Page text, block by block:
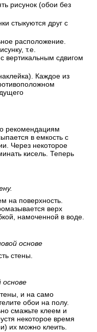
рисунок (обои без
стыкуются друг с
расположение.
т.е.
вертикальным сдвигом
Каждое из
рекомендациям
в емкость с
Через некоторое
кисель. Теперь
на поверхность.
верх
намоченной в воде.
основе
стены.
и на само
обои на полу.
смажьте клеем и
некоторое время
их можно клеить.